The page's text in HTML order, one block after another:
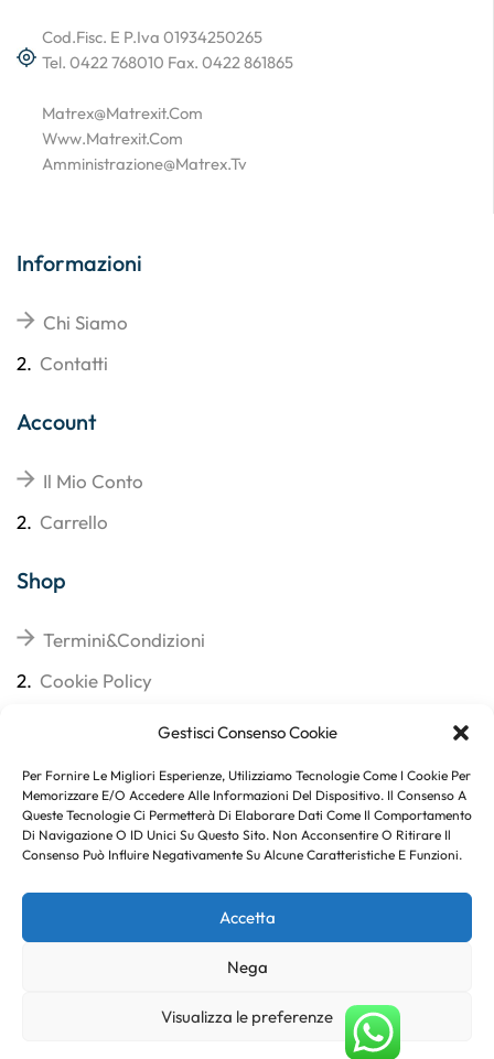
Gestisci Consenso Cookie
Per Fornire Le Migliori Esperienze, Utilizziamo Tecnologie Come I Cookie Per
Memorizzare E/o Accedere Alle Informazioni Del Dispositivo. Il Consenso A
Queste Tecnologie Ci Permetterà Di Elaborare Dati Come Il Comportamento
Di Navigazione O ID Unici Su Questo Sito. Non Acconsentire O Ritirare Il
Consenso Può Influire Negativamente Su Alcune Caratteristiche E Funzioni.
Accetta
Nega
Visualizza le preferenze
Cod.Fisc. E P.Iva 01934250265
Tel. 0422 768010 Fax. 0422 861865
Matrex@matrexit.com
Www.matrexit.com
Amministrazione@matrex.tv
Informazioni
Chi Siamo
2. Contatti
Account
Il Mio Conto
2. Carrello
Shop
Termini&Condizioni
2. Cookie Policy